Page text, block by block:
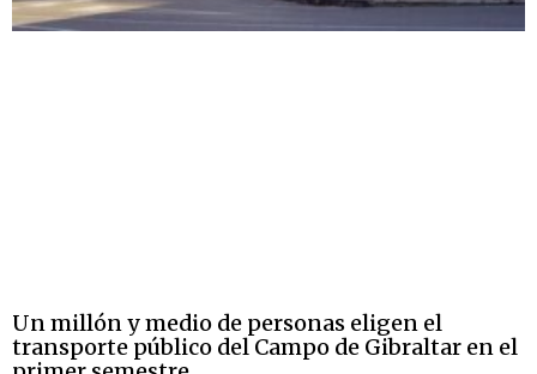
Un millón y medio de personas eligen el
transporte público del Campo de Gibraltar en el